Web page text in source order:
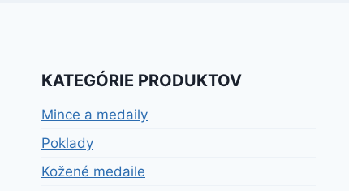
KATEGÓRIE PRODUKTOV
Mince a medaily
Poklady
Kožené medaile